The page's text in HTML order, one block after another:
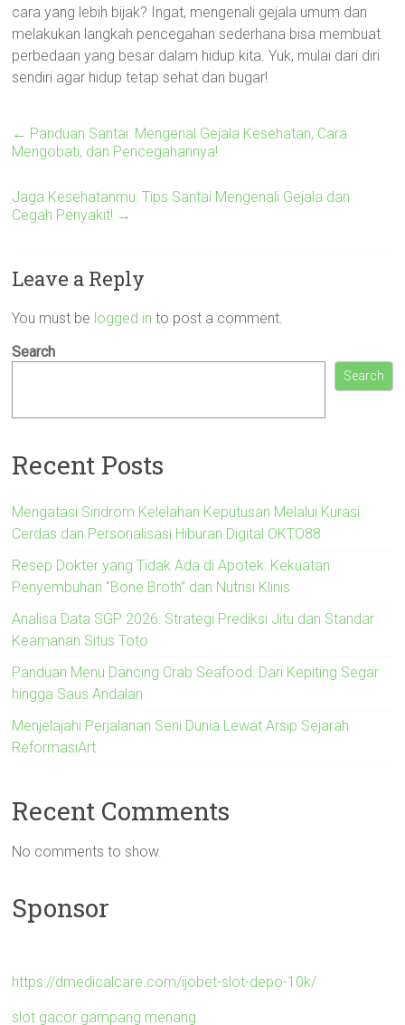
cara yang lebih bijak? Ingat, mengenali gejala umum dan
melakukan langkah pencegahan sederhana bisa membuat
perbedaan yang besar dalam hidup kita. Yuk, mulai dari diri
sendiri agar hidup tetap sehat dan bugar!
← Panduan Santai: Mengenal Gejala Kesehatan, Cara
Mengobati, dan Pencegahannya!
Jaga Kesehatanmu: Tips Santai Mengenali Gejala dan
Cegah Penyakit! →
Leave a Reply
You must be logged in to post a comment.
Search
Search
Recent Posts
Mengatasi Sindrom Kelelahan Keputusan Melalui Kurasi
Cerdas dan Personalisasi Hiburan Digital OKTO88
Resep Dokter yang Tidak Ada di Apotek: Kekuatan
Penyembuhan “Bone Broth” dan Nutrisi Klinis
Analisa Data SGP 2026: Strategi Prediksi Jitu dan Standar
Keamanan Situs Toto
Panduan Menu Dancing Crab Seafood: Dari Kepiting Segar
hingga Saus Andalan
Menjelajahi Perjalanan Seni Dunia Lewat Arsip Sejarah
ReformasiArt
Recent Comments
No comments to show.
Sponsor
https://dmedicalcare.com/ijobet-slot-depo-10k/
slot gacor gampang menang